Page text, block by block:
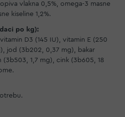
vlakna 0,5%, omega-3 masne
kiseline 1,2%.
po kg):
D3 (145 IU), vitamin E (250
jod (3b202, 0,37 mg), bakar
1,7 mg), cink (3b605, 18